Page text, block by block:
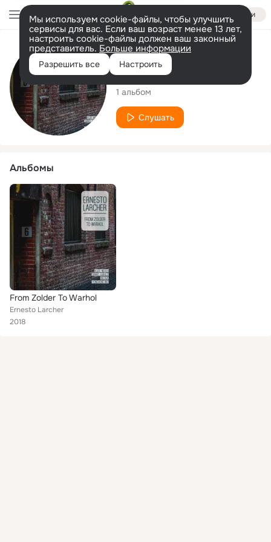
Войти
Мы используем cookie-файлы, чтобы улучшить
сервисы для вас. Если ваш возраст менее 13 лет,
настроить cookie-файлы должен ваш законный
представитель. Больше информации
Разрешить все Настроить
Исполнитель
Ernesto Larcher
1 альбом
Слушать
Альбомы
From Zolder To Warhol
Ernesto Larcher
2018